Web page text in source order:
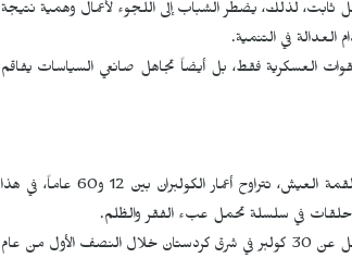
لذلك، يضطر الشباب إلى اللجوء لأعمال وهمية نتيجة
العدالة في التنمية.
العسكرية فقط، بل أيضاً تجاهل صانعي السياسات يفاقم
حوالي 4 إلى 5 آلاف أسرة في منطقة أورامانات تعتمد على الكولبری لكسب لقمة العيش، تتراوح أعمار الكولبران بين 12 و60 عاماً، في هذا
حلقات في سلسلة تحمل عبء الفقر والظلم.
ووفقاً لبيانات نشرتها وسيلة الإعلام المستقلة "كولبر نيوز"، قُتل أو جُرح ما لا يقل عن 30 كولبر في شرق كردستان خلال النصف الأول من عام